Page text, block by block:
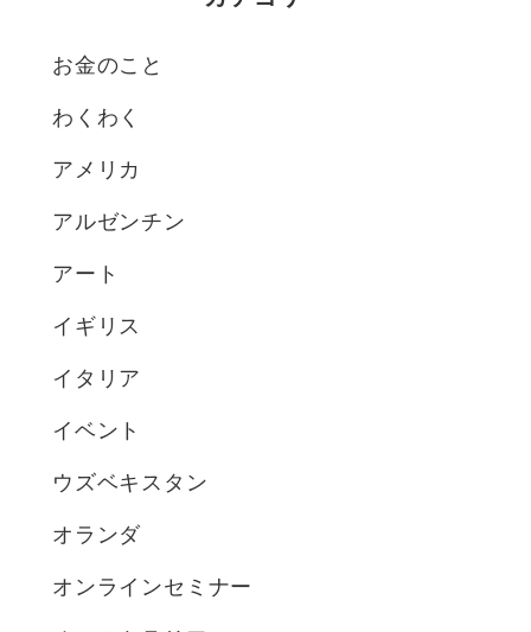
お金のこと
わくわく
アメリカ
アルゼンチン
アート
イギリス
イタリア
イベント
ウズベキスタン
オランダ
オンラインセミナー